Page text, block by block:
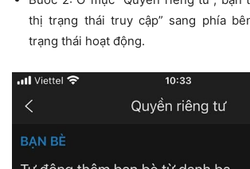
thị trạng thái truy cập” sang phía
trạng thái hoạt động.